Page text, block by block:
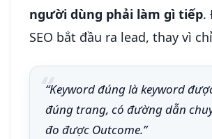
người dùng phải làm gì tiếp.
SEO bắt đầu ra lead, thay vì
“Keyword đúng là keyword
đúng trang, có đường dẫn
đo được Outcome.”